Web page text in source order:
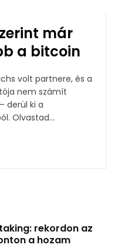
már
a bitcoin
volt partnere, és a
nem számít
derül ki a
Olvastad...
rekordon az
a hozam